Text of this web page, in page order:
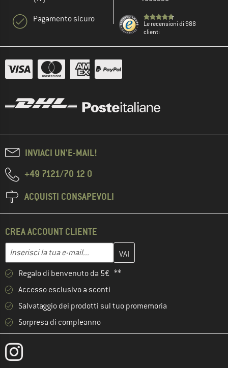
Pagamento sicuro
Le recensioni di 988
clienti
INVIACI UN'E-MAIL!
+49 7121/70 12 0
ACQUISTI CONSAPEVOLI
CREA ACCOUNT CLIENTE
Indirizzo e-mail
Inserisci qui il tuo indirizzo e-mail e crea il tuo account cliente
Regalo di benvenuto da 5€ **
Accesso esclusivo a sconti
Salvataggio dei prodotti sul tuo promemoria
Sorpresa di compleanno